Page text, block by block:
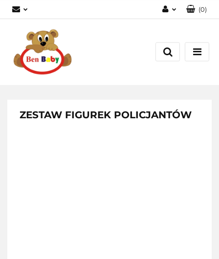
Zarejestruj się
Dodaj zgłoszenie
(0)
ZESTAW FIGUREK POLICJANTÓW